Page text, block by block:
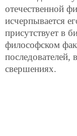
отечественной
исчерпывается
присутствует в
философском
свершениях.